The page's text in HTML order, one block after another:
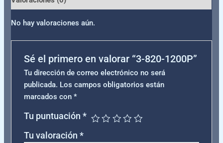
No hay valoraciones aún.
Sé el primero en valorar “3-820-1200P”
Tu dirección de correo electrónico no será
publicada. Los campos obligatorios están
marcados con *
Tu puntuación *
Tu valoración *